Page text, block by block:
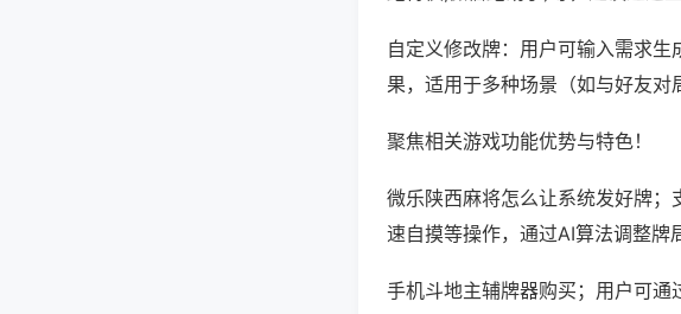
自定义修改牌：用户可输入需求
果，适用于多种场景（如与好友对
聚焦相关游戏功能优势与特色！
微乐陕西麻将怎么让系统发好牌
速自摸等操作，通过AI算法调整牌
手机斗地主辅牌器购买；用户可通